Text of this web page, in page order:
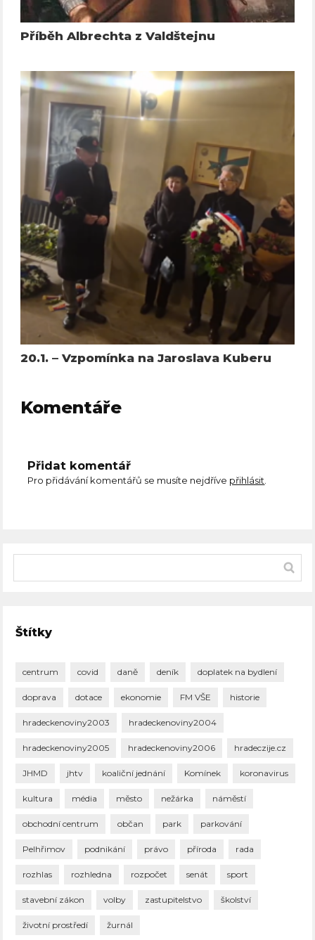
Příběh Albrechta z Valdštejnu
20.1. – Vzpomínka na Jaroslava Kuberu
Komentáře
Přidat komentář
Pro přidávání komentářů se musíte nejdříve přihlásit.
Štítky
centrum covid daně deník doplatek na bydlení
doprava dotace ekonomie FM VŠE historie
hradeckenoviny2003 hradeckenoviny2004
hradeckenoviny2005 hradeckenoviny2006 hradeczije.cz
JHMD jhtv koaliční jednání Komínek koronavirus
kultura média město nežárka náměstí
obchodní centrum občan park parkování
Pelhřimov podnikání právo příroda rada
rozhlas rozhledna rozpočet senát sport
stavební zákon volby zastupitelstvo školství
životní prostředí žurnál